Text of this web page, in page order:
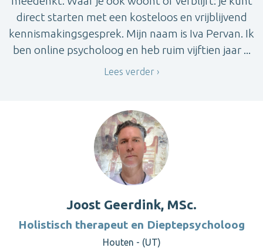
direct starten met een kosteloos en vrijblijvend
kennismakingsgesprek. Mijn naam is Iva Pervan. Ik
ben online psycholoog en heb ruim vijftien jaar ...
Lees verder
Joost Geerdink, MSc.
Holistisch therapeut en Dieptepsycholoog
Houten - (UT)